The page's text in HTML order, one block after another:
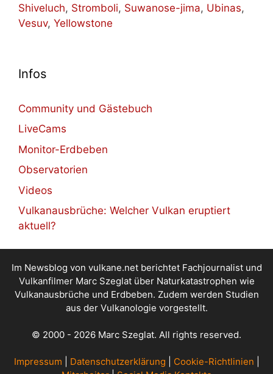
Shiveluch, Stromboli, Suwanose-jima, Ubinas,
Vesuv, Yellowstone
Infos
Community und Gästebuch
LiveCams
Monitor-Erdbeben
Observatorien
Videos
Vulkanausbrüche: Welcher Vulkan eruptiert
aktuell?
Im Newsblog von vulkane.net berichtet Fachjournalist und
Vulkanfilmer Marc Szeglat über Naturkatastrophen wie
Vulkanausbrüche und Erdbeben. Zudem werden Studien
aus der Vulkanologie vorgestellt.
© 2000 - 2026 Marc Szeglat. All rights reserved.
Impressum Datenschutzerklärung Cookie-Richtlinien